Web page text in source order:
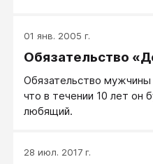
01 янв. 2005 г.
Обязательство
Обязательство
что в течении 10 лет он
любящий.
28 июл. 2017 г.